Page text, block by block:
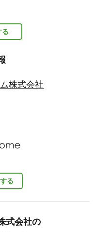
る
る
株式会社
式会社の